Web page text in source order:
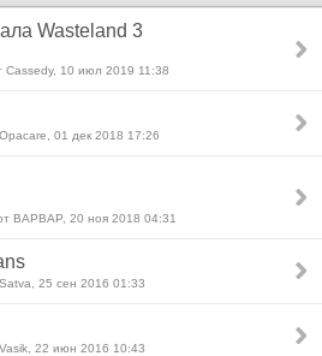
Wasteland 3
Cassedy, 10 июл 2019 11:38
01 дек 2018 17:26
BAPBAP, 20 ноя 2018 04:31
25 сен 2016 01:33
22 июн 2016 10:43